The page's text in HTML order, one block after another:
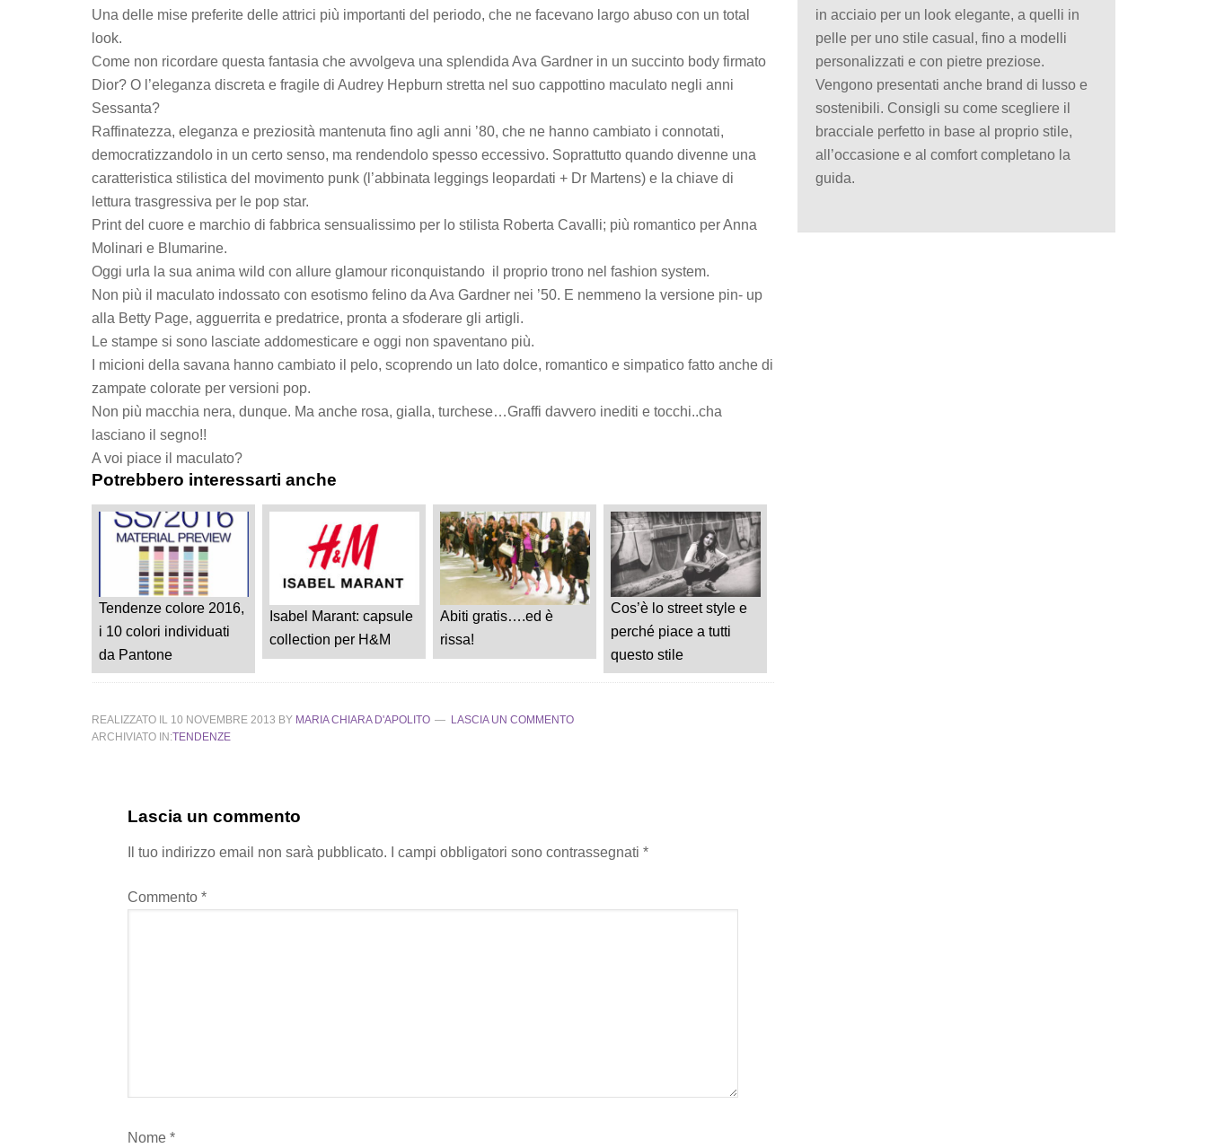
Una delle mise preferite delle attrici più importanti del periodo, che ne facevano largo abuso con un total
look.
Come non ricordare questa fantasia che avvolgeva una splendida Ava Gardner in un succinto body firmato
Dior? O l’eleganza discreta e fragile di Audrey Hepburn stretta nel suo cappottino maculato negli anni
Sessanta?
Raffinatezza, eleganza e preziosità mantenuta fino agli anni ’80, che ne hanno cambiato i connotati,
democratizzandolo in un certo senso, ma rendendolo spesso eccessivo. Soprattutto quando divenne una
caratteristica stilistica del movimento punk (l’abbinata leggings leopardati + Dr Martens) e la chiave di
lettura trasgressiva per le pop star.
Print del cuore e marchio di fabbrica sensualissimo per lo stilista Roberta Cavalli; più romantico per Anna
Molinari e Blumarine.
Oggi urla la sua anima wild con allure glamour riconquistando il proprio trono nel fashion system.
Non più il maculato indossato con esotismo felino da Ava Gardner nei ’50. E nemmeno la versione pin- up
alla Betty Page, agguerrita e predatrice, pronta a sfoderare gli artigli.
Le stampe si sono lasciate addomesticare e oggi non spaventano più.
I micioni della savana hanno cambiato il pelo, scoprendo un lato dolce, romantico e simpatico fatto anche di
zampate colorate per versioni pop.
Non più macchia nera, dunque. Ma anche rosa, gialla, turchese…Graffi davvero inediti e tocchi..cha
lasciano il segno!!
A voi piace il maculato?
Potrebbero interessarti anche
Tendenze colore 2016,
i 10 colori individuati
da Pantone
Isabel Marant: capsule
collection per H&M
Abiti gratis….ed è
rissa!
Cos’è lo street style e
perché piace a tutti
questo stile
REALIZZATO IL 10 NOVEMBRE 2013 BY MARIA CHIARA D'APOLITO
LASCIA UN COMMENTO
ARCHIVIATO IN:TENDENZE
Lascia un commento
Il tuo indirizzo email non sarà pubblicato. I campi obbligatori sono contrassegnati *
Commento *
Nome *
in acciaio per un look elegante, a quelli in
pelle per uno stile casual, fino a modelli
personalizzati e con pietre preziose.
Vengono presentati anche brand di lusso e
sostenibili. Consigli su come scegliere il
bracciale perfetto in base al proprio stile,
all’occasione e al comfort completano la
guida.